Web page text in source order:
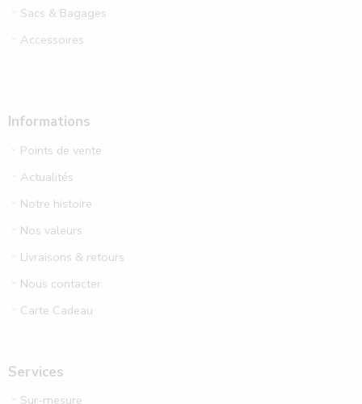
Sacs & Bagages
Accessoires
Informations
Points de vente
Actualités
Notre histoire
Nos valeurs
Livraisons & retours
Nous contacter
Carte Cadeau
Services
Sur-mesure